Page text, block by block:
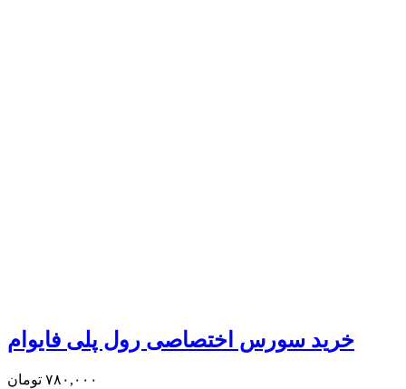
خرید سورس اختصاصی رول پلی فایوام
۷۸۰,۰۰۰ تومان